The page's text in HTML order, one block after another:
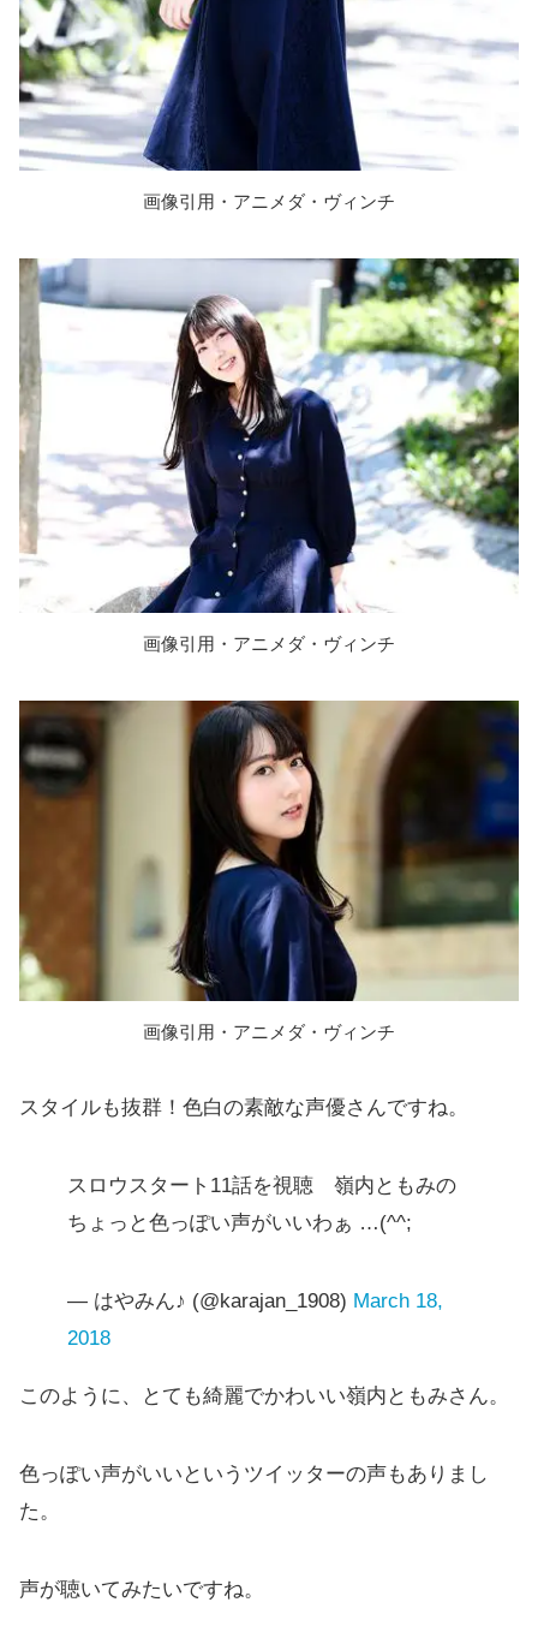
画像引用・アニメダ・ヴィンチ
画像引用・アニメダ・ヴィンチ
画像引用・アニメダ・ヴィンチ
スタイルも抜群！色白の素敵な声優さんですね。
スロウスタート11話を視聴 嶺内ともみの
ちょっと色っぽい声がいいわぁ …(^^;
— はやみん♪ (@karajan_1908) March 18,
2018
このように、とても綺麗でかわいい嶺内ともみさん。
色っぽい声がいいというツイッターの声もありまし
た。
声が聴いてみたいですね。